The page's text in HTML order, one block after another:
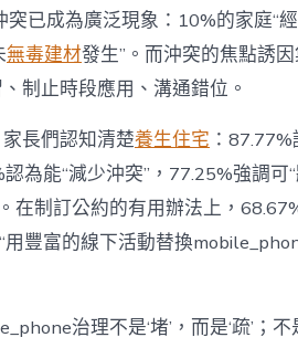
西”，
而
非
“家
庭
戰
場”〉
中
已成為廣泛現象：10%的家庭“經
無毒建材發生”。而沖突的焦點誘
制止時段應用、溝通錯位。
長們認知清楚養生住宅 ：
認為能“減少沖突”，77.25%強調可
在制訂公約的有用辦法上，
豐富的線下活動替換
治理不是‘堵’，而是‘疏’；不